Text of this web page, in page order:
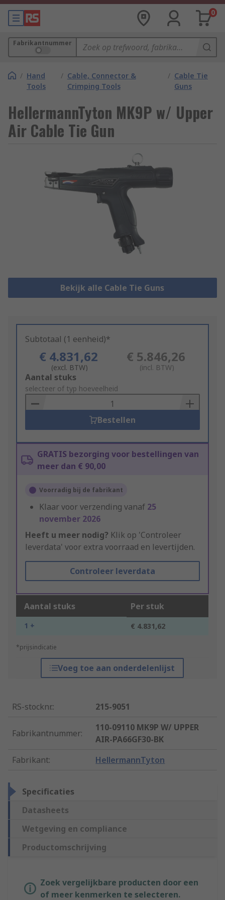
0
Fabrikantnummer
/ Hand
Tools
/ Cable, Connector &
Crimping Tools
/ Cable Tie
Guns
HellermannTyton MK9P w/ Upper
Air Cable Tie Gun
Bekijk alle Cable Tie Guns
Subtotaal (1 eenheid)*
€ 4.831,62
(excl. BTW)
€ 5.846,26
(incl. BTW)
Add
to
Basket
Aantal stuks
selecteer of typ hoeveelheid
Bestellen
GRATIS bezorging voor bestellingen van
meer dan € 90,00
Voorradig bij de fabrikant
Klaar voor verzending vanaf 25
november 2026
Heeft u meer nodig? Klik op 'Controleer
leverdata' voor extra voorraad en levertijden.
Controleer leverdata
Aantal stuks Per stuk
1 + € 4.831,62
*prijsindicatie
Voeg toe aan onderdelenlijst
RS-stocknr.: 215-9051
Fabrikantnummer:
110-09110 MK9P W/ UPPER
AIR-PA66GF30-BK
Fabrikant: HellermannTyton
Specificaties
Datasheets
Wetgeving en compliance
Productomschrijving
Zoek vergelijkbare producten door een
of meer kenmerken te selecteren.